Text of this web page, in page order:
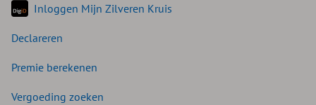
Inloggen Mijn Zilveren Kruis
Declareren
Premie berekenen
Vergoeding zoeken